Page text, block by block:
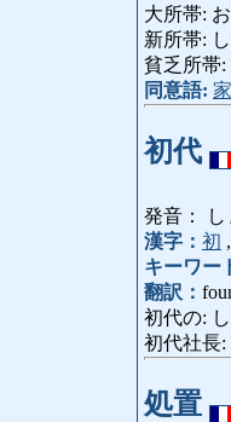
大所帯:
新所帯:
貧乏所帯:
同意語:
初代
発音： し
漢字： 初 ,
キーワー
翻訳：
初代の:
初代社長:
処置